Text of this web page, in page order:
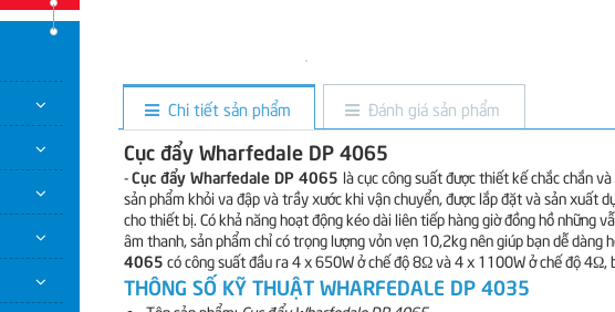
Chi tiết sản phẩm Đánh giá sản phẩm
Cục đẩy Wharfedale DP 4065
-Cục đẩy Wharfedale DP 4065 là cục công suất được thiết kế chắc chắn
sản phẩm khỏi va đập và trầy xước khi vận chuyển, được lắp đặt và sản xuất
cho thiết bị. Có khả năng hoạt động kéo dài liên tiếp hàng giờ đồng hồ những
âm thanh, sản phẩm chỉ có trọng lượng vỏn vẹn 10,2kg nên giúp bạn dễ
4065 có công suất đầu ra 4 x 650W ở chế độ 8Ω và 4 x 1100W ở chế độ 4Ω,
THÔNG SỐ KỸ THUẬT WHARFEDALE DP 4035